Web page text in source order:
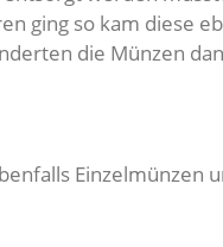
ging so kam diese
die Münzen
Einzelmünzen